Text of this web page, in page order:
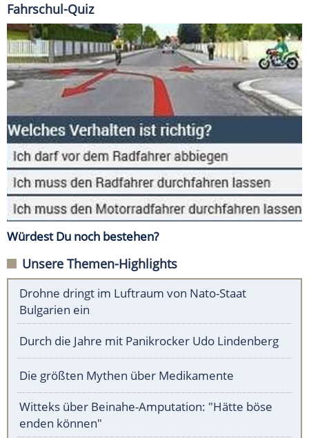
Fahrschul-Quiz
Würdest Du noch bestehen?
Unsere Themen-Highlights
Drohne dringt im Luftraum von Nato-Staat
Bulgarien ein
Durch die Jahre mit Panikrocker Udo Lindenberg
Die größten Mythen über Medikamente
Witteks über Beinahe-Amputation: "Hätte böse
enden können"